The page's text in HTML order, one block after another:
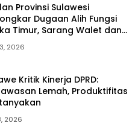
Provinsi Sulawesi
Dugaan Alih Fungsi
Timur, Sarang Walet dan
di Lahan Pertanian
2026
Kritik Kinerja DPRD:
Lemah, Produktifitas
2026